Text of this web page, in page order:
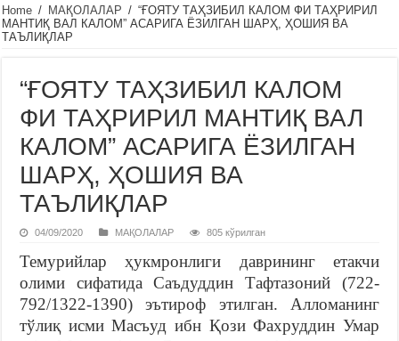
Home / МАҚОЛАЛАР / “ҒОЯТУ ТАҲЗИБИЛ КАЛОМ ФИ ТАҲРИРИЛ
МАНТИҚ ВАЛ КАЛОМ” АСАРИГА ЁЗИЛГАН ШАРҲ, ҲОШИЯ ВА
ТАЪЛИҚЛАР
“ҒОЯТУ ТАҲЗИБИЛ КАЛОМ
ФИ ТАҲРИРИЛ МАНТИҚ ВАЛ
КАЛОМ” АСАРИГА ЁЗИЛГАН
ШАРҲ, ҲОШИЯ ВА
ТАЪЛИҚЛАР
04/09/2020 МАҚОЛАЛАР 805 кўрилган
Темурийлар ҳукмронлиги даврининг етакчи
олими сифатида Саъдуддин Тафтазоний (722-
792/1322-1390) эътироф этилган. Алломанинг
тўлиқ исми Масъуд ибн Қози Фахруддин Умар